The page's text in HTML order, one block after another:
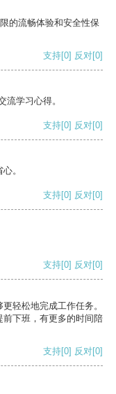
的流畅体验和安全性保
支持[0] 反对[0]
流学习心得。
支持[0] 反对[0]
。
支持[0] 反对[0]
支持[0] 反对[0]
轻松地完成工作任务。
下班，有更多的时间陪
支持[0] 反对[0]